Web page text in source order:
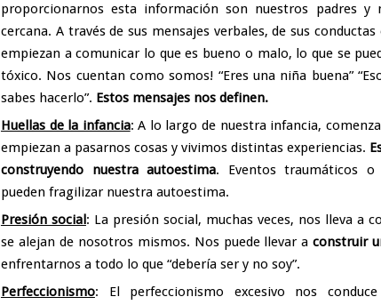
proporcionarnos esta información son nuestros padres y
cercana. A través de sus mensajes verbales, de sus
empiezan a comunicar lo que es bueno o malo, lo que se
tóxico. Nos cuentan como somos! “Eres una niña buena”
sabes hacerlo”. Estos mensajes nos definen.
Huellas de la infancia: A lo largo de nuestra infancia,
empiezan a pasarnos cosas y vivimos distintas experiencias.
construyendo nuestra autoestima. Eventos traumáticos o
pueden fragilizar nuestra autoestima.
Presión social : La presión social, muchas veces, nos lleva a
se alejan de nosotros mismos. Nos puede llevar aconstruir
enfrentarnos a todo lo que “debería ser y no soy”.
Perfeccionismo: El perfeccionismo excesivo nos